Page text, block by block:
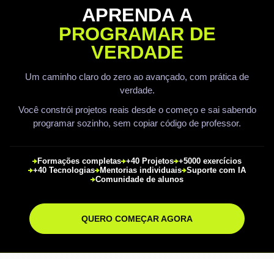
APRENDA A
PROGRAMAR DE
VERDADE
Um caminho claro do zero ao avançado, com prática de
verdade.
Você constrói projetos reais desde o começo e sai sabendo
programar sozinho, sem copiar código de professor.
Formações completas +40 Projetos +5000 exercícios
+40 Tecnologias
Mentorias individuais Suporte com IA
Comunidade de alunos
QUERO COMEÇAR AGORA